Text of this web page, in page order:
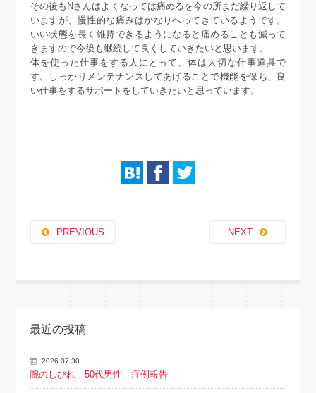
その後もNさんはよくなっては痛めるを今の所まだ繰り返して
いますが、慢性的な痛みはかなりへってきているようです。
いい状態を長く維持できるようになると痛めることも減って
きますので今後も継続して良くしていきたいと思います。
体を使った仕事をする人にとって、体は大切な仕事道具で
す。しっかりメンテナンスしてあげることで機能を保ち、良
い仕事をするサポートをしていきたいと思っています。
PREVIOUS NEXT
最近の投稿
2026.07.30
腕のしびれ 50代男性 症例報告